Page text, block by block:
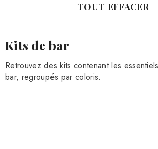
TOUT EFFACER
Kits de bar
Retrouvez des kits contenant les
bar, regroupés par coloris.